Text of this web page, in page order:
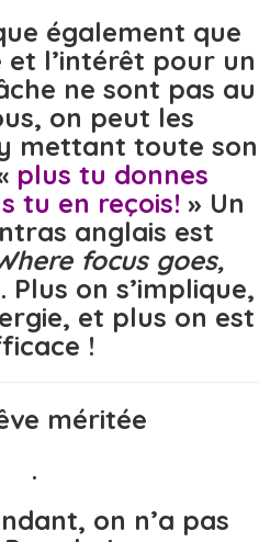
également que
et l’intérêt pour un
ne sont pas au
on peut les
mettant toute son
plus tu donnes
tu en reçois! » Un
anglais est
focus goes,
Plus on s’implique,
et plus on est
!
méritée
.
on n’a pas